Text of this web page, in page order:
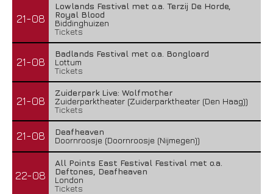
21-08
Lowlands Festival met o.a. Terzij De Horde,
Royal Blood
Biddinghuizen
Tickets
21-08
Badlands Festival met o.a. Bongloard
Lottum
Tickets
21-08
Zuiderpark Live: Wolfmother
Zuiderparktheater (Zuiderparktheater (Den Haag))
Tickets
21-08
Deafheaven
Doornroosje (Doornroosje (Nijmegen))
22-08
All Points East Festival Festival met o.a.
Deftones, Deafheaven
London
Tickets